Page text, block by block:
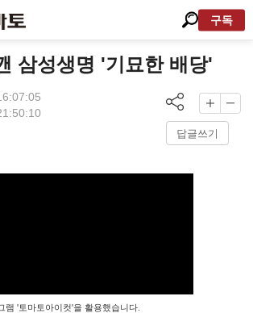
구독
삼성생명 '기묘한 배당'
답글쓰기
램 '토마토아이컷'을 활용했습니다.